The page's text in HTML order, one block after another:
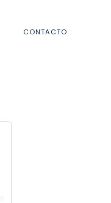
CONTACTO